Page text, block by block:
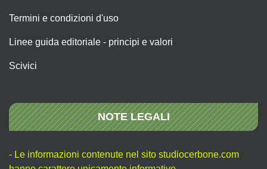
Termini e condizioni d'uso
Linee guida editoriale - principi e valori
Scivici
NOTE LEGALI
- Le informazioni contenute nel sito studiocerbone.com